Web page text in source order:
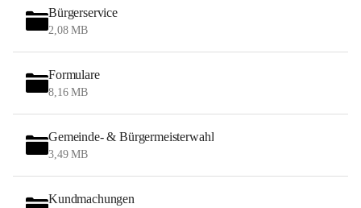
Bürgerservice
2,08 MB
Formulare
8,16 MB
Gemeinde- & Bürgermeisterwahl
3,49 MB
Kundmachungen